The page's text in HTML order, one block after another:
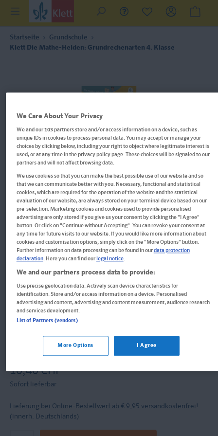
Startseite
Grundschule
Klett Die Mathe-Helden: Grundrechenarten 4. Klasse
Im Buch blättern
Klett Die Mathe-Helden:
Grundrechenarten 4. Klasse
Mathematik in der Grundschule
Buch
Format: 17,0 x 24,0 cm, 80 Seiten
Informationen für Lehrer:innen und Referendar:innen
10,40 CHF
Sofort lieferbar
Lieferung bei Online-Bestellwert ab € 9,95 versandkostenfrei!
(innerh. Deutschlands)
We Care About Your Privacy
We and our103partners store and/or access information on a device, such as
unique IDs in cookies to process personal data. You may accept or manage your
choices by clicking below, including your right to object where legitimate interest is
used, or at any time in the privacy policy page. These choices will be signaled to our
partners and will not affect browsing data.
We use cookies so that you can make the best possible use of our website and so
that we can communicate better with you. Necessary, functional and statistical
cookies, which are required for the operation of the website and the statistical
evaluation of our website, are always stored on your terminal device based on our
pre-selection. Marketing cookies and cookies used to provide personalised
advertising are only stored if you give us your consent by clicking the "I Agree"
button. Or click on "Continue without Accepting". You can revoke your consent at
any time for future visits to our website. If you would like more information about
cookies and customisation options, simply click on the "More Options" button.
Further information on data processing can be found in ourdata protection
declaration. Here you can find our legal notice.
We and our partners process data to provide:
Use precise geolocation data. Actively scan device characteristics for
identification. Store and/or access information on a device. Personalised
advertising and content, advertising and content measurement, audience research
and services development.
List of Partners (vendors)
I Agree
More Options